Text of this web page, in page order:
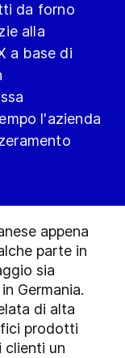
da forno
alla
a base di
l'azienda
appena
parte in
sia
Germania.
di alta
prodotti
clienti un